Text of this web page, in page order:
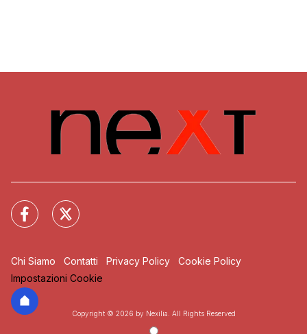
Chi Siamo Contatti Privacy Policy
Cookie Policy
Impostazioni Cookie
Copyright © 2026 by Nexilia. All Rights Reserved